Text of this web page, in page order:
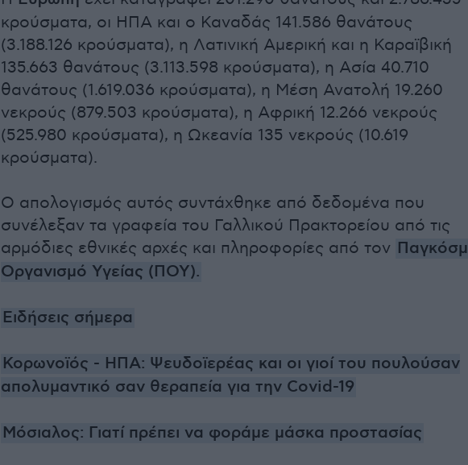
κρούσματα, οι ΗΠΑ και ο Καναδάς 141.586 θανάτους
(3.188.126 κρούσματα), η Λατινική Αμερική και η Καραϊβική
135.663 θανάτους (3.113.598 κρούσματα), η Ασία 40.710
θανάτους (1.619.036 κρούσματα), η Μέση Ανατολή 19.260
νεκρούς (879.503 κρούσματα), η Αφρική 12.266 νεκρούς
(525.980 κρούσματα), η Ωκεανία 135 νεκρούς (10.619
κρούσματα).
Ο απολογισμός αυτός συντάχθηκε από δεδομένα που
συνέλεξαν τα γραφεία του Γαλλικού Πρακτορείου από τις
αρμόδιες εθνικές αρχές και πληροφορίες από τον
Οργανισμό Υγείας (ΠΟΥ).
Ειδήσεις σήμερα
Κορωνοϊός - ΗΠΑ: Ψευδοϊερέας και οι γιοί του πουλούσαν
απολυμαντικό σαν θεραπεία για την Covid-19
Μόσιαλος: Γιατί πρέπει να φοράμε μάσκα προστασίας